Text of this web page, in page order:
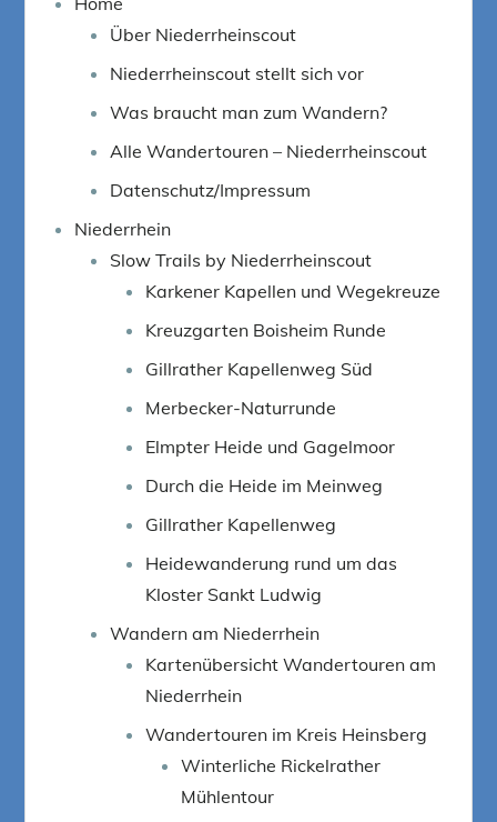
Über Niederrheinscout
Niederrheinscout stellt sich vor
Was braucht man zum Wandern?
Alle Wandertouren – Niederrheinscout
Datenschutz/Impressum
Niederrhein
Slow Trails by Niederrheinscout
Karkener Kapellen und Wegekreuze
Kreuzgarten Boisheim Runde
Gillrather Kapellenweg Süd
Merbecker-Naturrunde
Elmpter Heide und Gagelmoor
Durch die Heide im Meinweg
Gillrather Kapellenweg
Heidewanderung rund um das
Kloster Sankt Ludwig
Wandern am Niederrhein
Kartenübersicht Wandertouren am
Niederrhein
Wandertouren im Kreis Heinsberg
Winterliche Rickelrather
Mühlentour